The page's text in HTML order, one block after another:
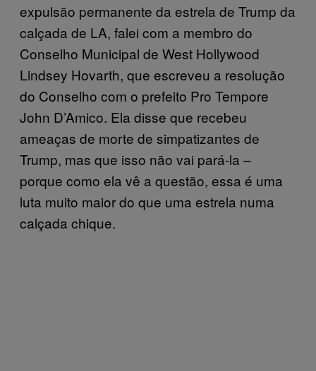
expulsão permanente da estrela de Trump da
calçada de LA, falei com a membro do
Conselho Municipal de West Hollywood
Lindsey Hovarth, que escreveu a resolução
do Conselho com o prefeito Pro Tempore
John D’Amico. Ela disse que recebeu
ameaças de morte de simpatizantes de
Trump, mas que isso não vai pará-la –
porque como ela vê a questão, essa é uma
luta muito maior do que uma estrela numa
calçada chique.